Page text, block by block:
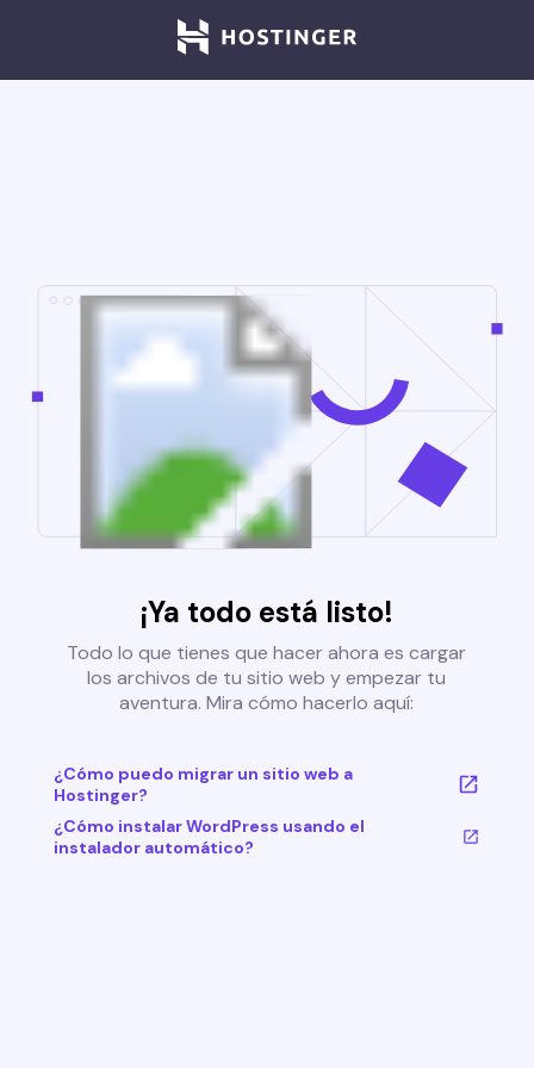
¡Ya todo está listo!
Todo lo que tienes que hacer ahora es cargar
los archivos de tu sitio web y empezar tu
aventura. Mira cómo hacerlo aquí:
¿Cómo puedo migrar un sitio web a
Hostinger?
¿Cómo instalar WordPress usando el
instalador automático?